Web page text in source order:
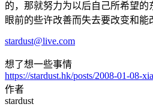
的，那就努力为以后自己所希望
眼前的些许改善而失去要改变和能
stardust@live.com
想了想一些事情
https://stardust.hk/posts/2008-01-08-
作者
stardust